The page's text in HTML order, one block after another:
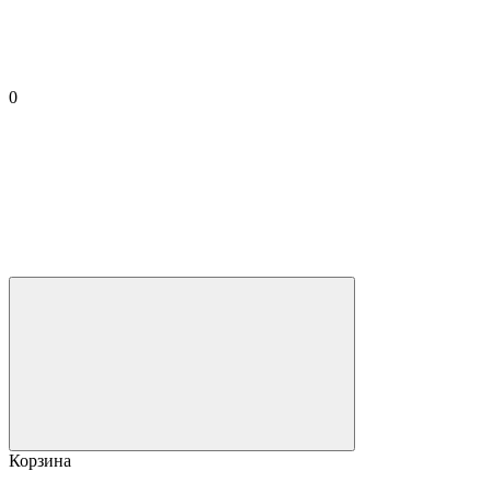
0
Корзина